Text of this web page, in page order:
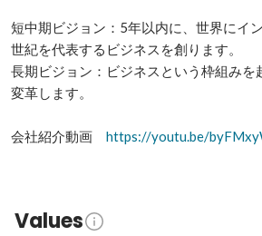
短中期ビジョン：5年以内に、世界にイ
世紀を代表するビジネスを創ります。
長期ビジョン：ビジネスという枠組みを
変革します。
会社紹介動画 https://youtu.be/
Values